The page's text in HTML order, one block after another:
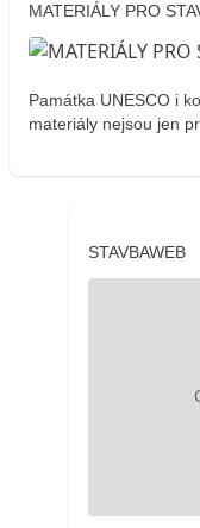
MATERIÁLY PRO
Památka UNESCO i
materiály nejsou jen
STAVBAWEB